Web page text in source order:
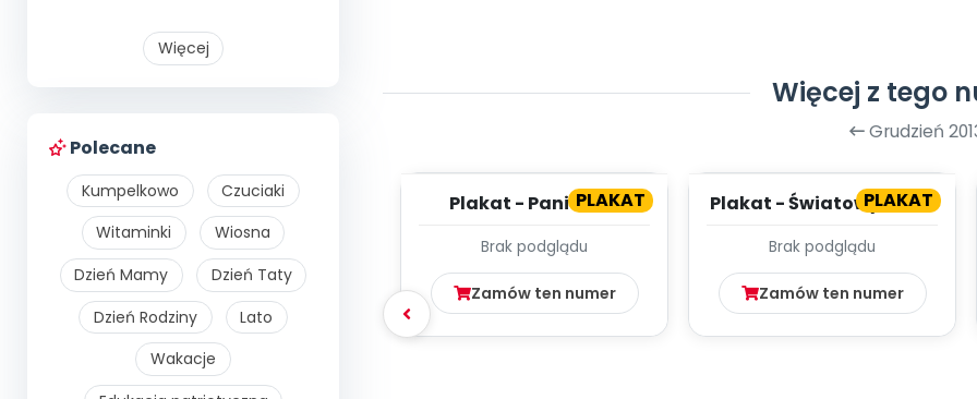
Więcej
Polecane
Kumpelkowo
Czuciaki
Witaminki
Wiosna
Dzień Mamy
Dzień Taty
Dzień Rodziny
Lato
Wakacje
Więcej z tego
Grudzień
PLAKAT
Plakat - Pani Zima
Brak podglądu
Zamów ten numer
PLAKAT
Plakat - Światowy Dzień
Brak podglądu
Zamów ten numer